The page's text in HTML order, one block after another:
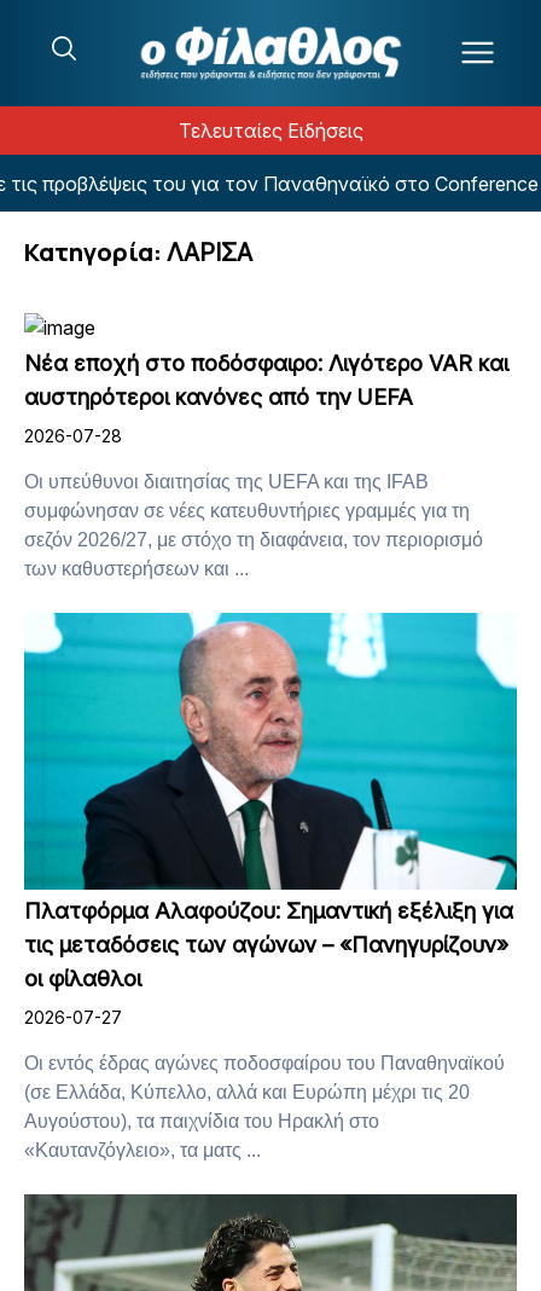
Τελευταίες Ειδήσεις
του για τον Παναθηναϊκό στο Conference League!
Κατηγορία: ΛΑΡΙΣΑ
Νέα εποχή στο ποδόσφαιρο: Λιγότερο VAR και
αυστηρότεροι κανόνες από την UEFA
2026-07-28
Οι υπεύθυνοι διαιτησίας της UEFA και της IFAB
συμφώνησαν σε νέες κατευθυντήριες γραμμές για τη
σεζόν 2026/27, με στόχο τη διαφάνεια, τον περιορισμό
των καθυστερήσεων και ...
Πλατφόρμα Αλαφούζου: Σημαντική εξέλιξη για
τις μεταδόσεις των αγώνων – «Πανηγυρίζουν»
οι φίλαθλοι
2026-07-27
Οι εντός έδρας αγώνες ποδοσφαίρου του Παναθηναϊκού
(σε Ελλάδα, Κύπελλο, αλλά και Ευρώπη μέχρι τις 20
Αυγούστου), τα παιχνίδια του Ηρακλή στο
«Καυτανζόγλειο», τα ματς ...